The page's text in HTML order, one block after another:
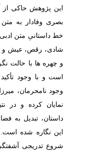
این پژوهش حاکی از
بصری وفادار به متن
خط داستانیِ متن
شادی، رقص، عیش و
و چهره ها با حالت
است و با وجود
وجود نامحرمان،
نمایان کرده و در
داستان، تبدیل به
این نگاره شده است.
شروع تدریجی